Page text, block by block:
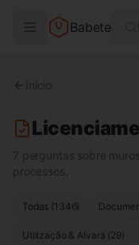
Babete
Início
7 perguntas sobre
processos.
Todas (1346)
Utilização & Alvará (29)